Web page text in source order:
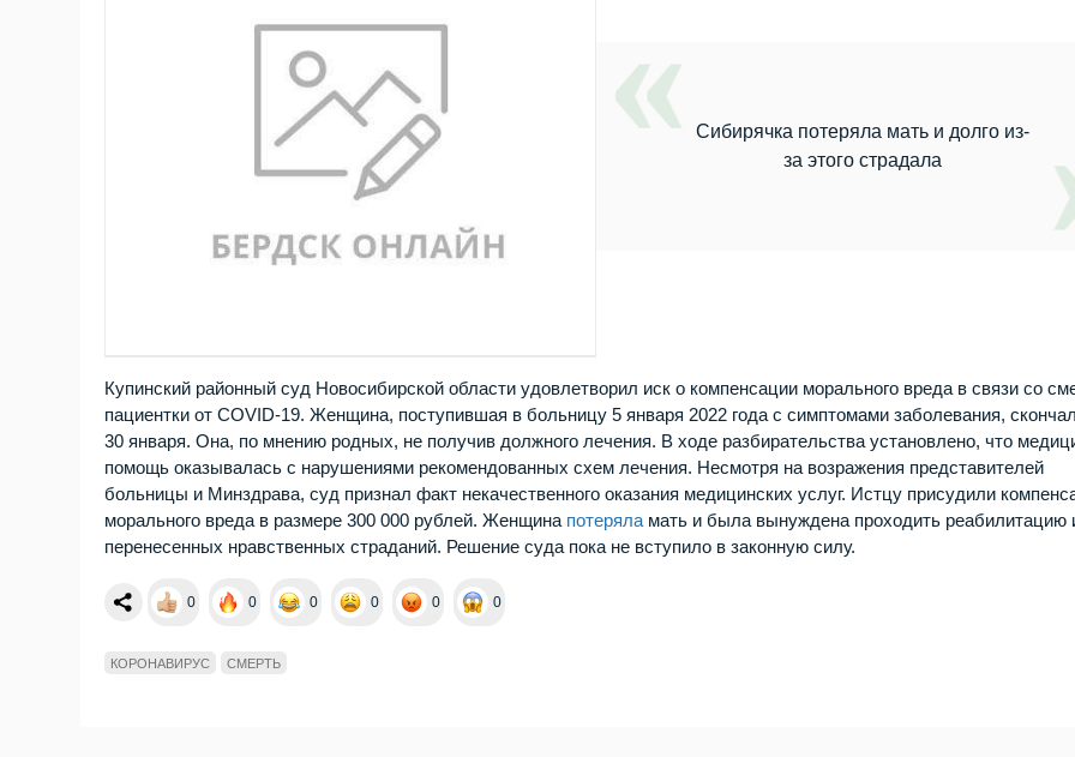
Сибирячка потеряла мать и долго из-
за этого страдала
Купинский районный суд Новосибирской области удовлетворил иск о компенсации морального вреда в связи со
пациентки от COVID-19. Женщина, поступившая в больницу 5 января 2022 года с симптомами заболевания,
30 января. Она, по мнению родных, не получив должного лечения. В ходе разбирательства установлено, что
помощь оказывалась с нарушениями рекомендованных схем лечения. Несмотря на возражения представителей
больницы и Минздрава, суд признал факт некачественного оказания медицинских услуг. Истцу присудили
морального вреда в размере 300 000 рублей. Женщина потеряла мать и была вынуждена проходить реабилитацию
перенесенных нравственных страданий. Решение суда пока не вступило в законную силу.
0 0 0 0 0 0
КОРОНАВИРУС СМЕРТЬ